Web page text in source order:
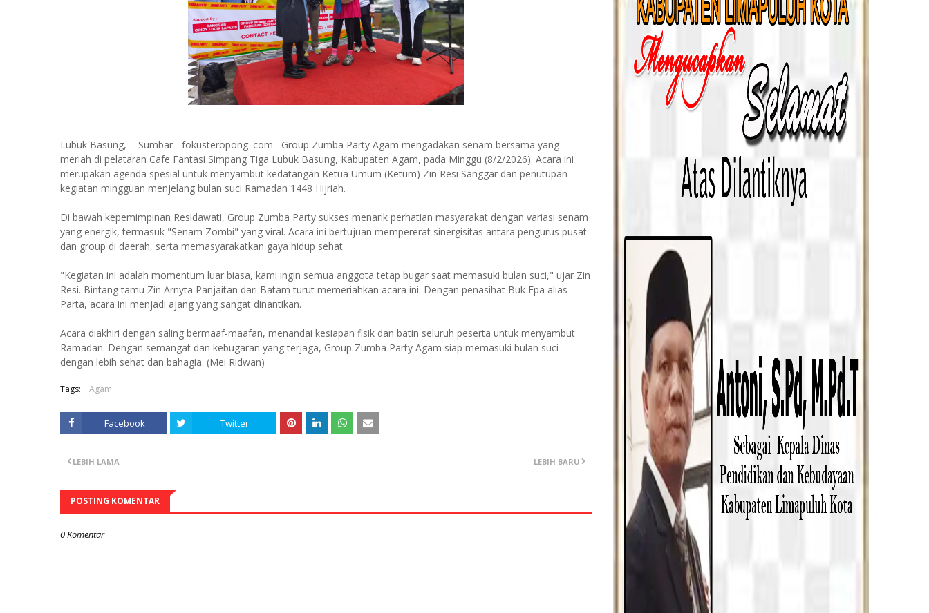
Lubuk Basung, - Sumbar - fokusteropong .com Group Zumba Party Agam mengadakan senam bersama yang
meriah di pelataran Cafe Fantasi Simpang Tiga Lubuk Basung, Kabupaten Agam, pada Minggu (8/2/2026). Acara ini
merupakan agenda spesial untuk menyambut kedatangan Ketua Umum (Ketum) Zin Resi Sanggar dan penutupan
kegiatan mingguan menjelang bulan suci Ramadan 1448 Hijriah.
Di bawah kepemimpinan Residawati, Group Zumba Party sukses menarik perhatian masyarakat dengan variasi senam
yang energik, termasuk "Senam Zombi" yang viral. Acara ini bertujuan mempererat sinergisitas antara pengurus pusat
dan group di daerah, serta memasyarakatkan gaya hidup sehat.
"Kegiatan ini adalah momentum luar biasa, kami ingin semua anggota tetap bugar saat memasuki bulan suci," ujar Zin
Resi. Bintang tamu Zin Arnyta Panjaitan dari Batam turut memeriahkan acara ini. Dengan penasihat Buk Epa alias
Parta, acara ini menjadi ajang yang sangat dinantikan.
Acara diakhiri dengan saling bermaaf-maafan, menandai kesiapan fisik dan batin seluruh peserta untuk menyambut
Ramadan. Dengan semangat dan kebugaran yang terjaga, Group Zumba Party Agam siap memasuki bulan suci
dengan lebih sehat dan bahagia. (Mei Ridwan)
Tags: Agam
Facebook Twitter
LEBIH BARU
LEBIH LAMA
POSTING KOMENTAR
0 Komentar